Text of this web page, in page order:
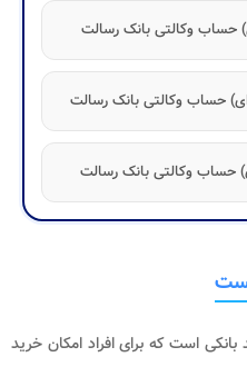
است که برای افراد امکان خرید